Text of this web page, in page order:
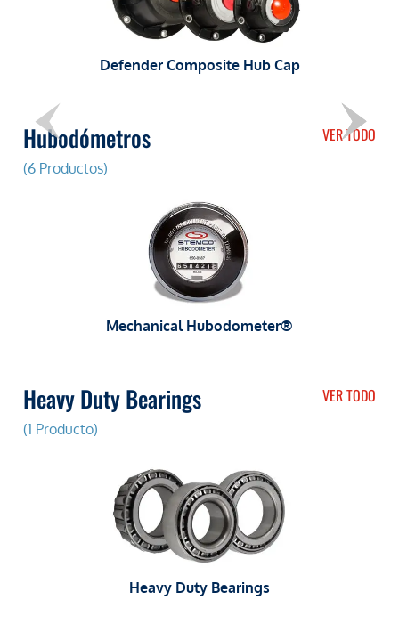
Defender Composite Hub Cap
Hubodómetros
(6 Productos)
VER TODO
Mechanical Hubodometer®
Heavy Duty Bearings
(1 Producto)
VER TODO
Heavy Duty Bearings